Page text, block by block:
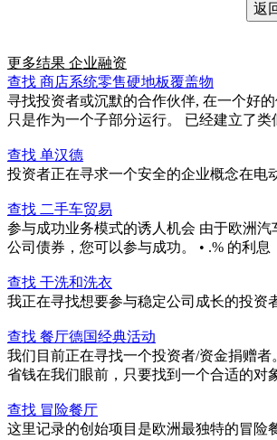
返
更多结果 企业融资
查找 商店系统零售硬地板覆盖物
寻找投资者或沉默的合作伙伴, 在一个好
只是作为一个子部分运行。 已经建立了类
查找 单汉德
投资者正在寻求一个安全的企业概念在电
查找 二手车贸易
参与成功业务模式的诱人机会 由于欧洲
公司债券，您可以参与成功。 • .% 的利息
查找 干洗和洗衣
我正在寻找想要参与稳定公司成长的投资
查找 餐厅德国经典活动
我们目前正在寻找一个投资者/资金捐赠
省钱在我们眼前，只要找到一个合适的对
查找 冒险餐厅
这里记录的创始项目是欧洲最独特的冒险